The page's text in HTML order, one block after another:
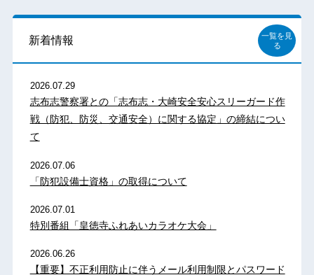
新着情報
一覧を見
る
2026.07.29
志布志警察署との「志布志・大崎安全安心スリーガード作
戦（防犯、防災、交通安全）に関する協定」の締結につい
て
2026.07.06
「防犯設備士資格」の取得について
2026.07.01
特別番組「皇徳寺ふれあいカラオケ大会」
2026.06.26
【重要】不正利用防止に伴うメール利用制限とパスワード